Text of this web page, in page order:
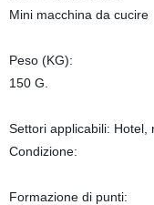
Mini macchina da cucire
Peso (KG):
150 G.
Settori applicabili: Hotel,
Condizione:
Formazione di punti: